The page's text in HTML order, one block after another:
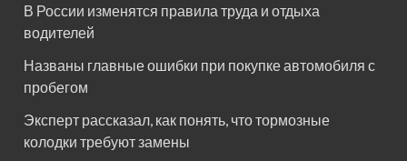
В России изменятся правила труда и отдыха
водителей
Названы главные ошибки при покупке автомобиля с
пробегом
Эксперт рассказал, как понять, что тормозные
колодки требуют замены